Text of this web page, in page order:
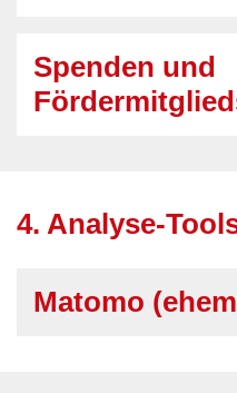
Spenden und
4. Analyse-
Matomo